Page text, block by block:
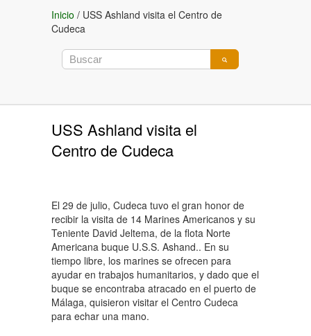
Inicio / USS Ashland visita el Centro de
Cudeca
USS Ashland visita el
Centro de Cudeca
El 29 de julio, Cudeca tuvo el gran honor de
recibir la visita de 14 Marines Americanos y su
Teniente David Jeltema, de la flota Norte
Americana buque U.S.S. Ashand.. En su
tiempo libre, los marines se ofrecen para
ayudar en trabajos humanitarios, y dado que el
buque se encontraba atracado en el puerto de
Málaga, quisieron visitar el Centro Cudeca
para echar una mano.